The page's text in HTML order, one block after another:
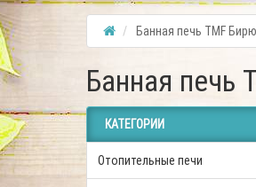
Банная печь TMF
Банная печь
КАТЕГОРИИ
Отопительные печи